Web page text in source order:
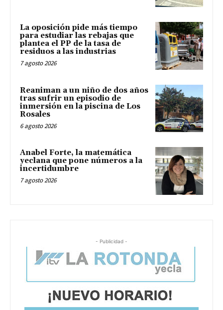
La oposición pide más tiempo
para estudiar las rebajas que
plantea el PP de la tasa de
residuos a las industrias
7 agosto 2026
Reaniman a un niño de dos años
tras sufrir un episodio de
inmersión en la piscina de Los
Rosales
6 agosto 2026
Anabel Forte, la matemática
yeclana que pone números a la
incertidumbre
7 agosto 2026
- Publicidad -